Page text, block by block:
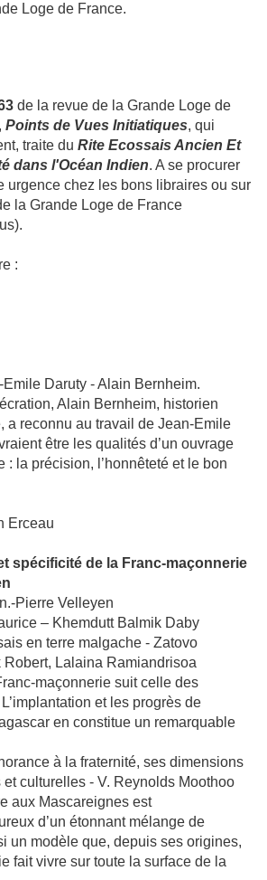
Loge de France.
de la revue de la Grande Loge de
Points de Vues Initiatiques, qui
traite du Rite Ecossais Ancien Et
dans l'Océan Indien. A se procurer
urgence chez les bons libraires ou sur
la Grande Loge de France
:
Daruty - Alain Bernheim.
Alain Bernheim, historien
a reconnu au travail de Jean-Emile
être les qualités d’un ouvrage
: la précision, l’honnêteté et le bon
Erceau
spécificité de la Franc-maçonnerie
Pierre Velleyen
– Khemdutt Balmik Daby
en terre malgache - Zatovo
Lalaina Ramiandrisoa
maçonnerie suit celle des
et les progrès de
en constitue un remarquable
à la fraternité, ses dimensions
culturelles - V. Reynolds Moothoo
aux Mascareignes est
d’un étonnant mélange de
un modèle que, depuis ses origines,
fait vivre sur toute la surface de la